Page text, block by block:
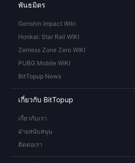
พันธมิตร
Genshin Impact Wiki
Honkai: Star Rail WIKI
Zenless Zone Zero WIKI
PUBG Mobile WIKI
BitTopup News
เกี่ยวกับ BitTopup
เกี่ยวกับเรา
ฝ่ายสนับสนุน
ติดต่อเรา